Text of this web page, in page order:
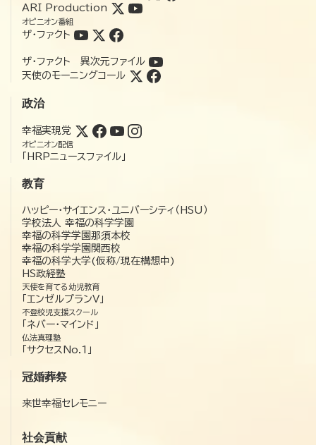
ARI Production
オピニオン番組
ザ・ファクト
ザ・ファクト 異次元ファイル
天使のモーニングコール
政治
幸福実現党
オピニオン配信
「HRPニュースファイル」
教育
ハッピー・サイエンス・ユニバーシティ（HSU）
学校法人 幸福の科学学園
幸福の科学学園那須本校
幸福の科学学園関西校
幸福の科学大学(仮称/現在構想中)
HS政経塾
天使を育てる幼児教育
「エンゼルプランV」
不登校児支援スクール
「ネバー・マインド」
仏法真理塾
「サクセスNo.1」
冠婚葬祭
来世幸福セレモニー
社会貢献